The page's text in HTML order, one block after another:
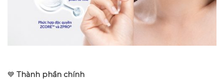
💙 Thành phần chính